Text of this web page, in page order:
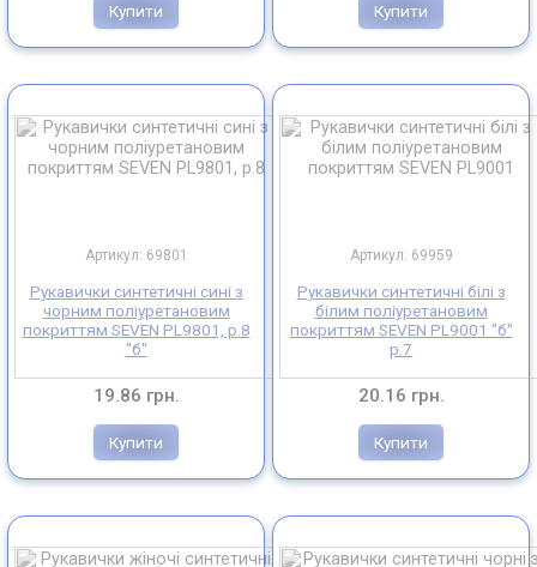
Купити Купити
Артикул: 69801
Рукавички синтетичні сині з
чорним поліуретановим
покриттям SEVEN PL9801, р.8
"б"
19.86 грн.
Купити
Артикул: 69959
Рукавички синтетичні білі з
білим поліуретановим
покриттям SEVEN PL9001 "б"
р.7
20.16 грн.
Купити